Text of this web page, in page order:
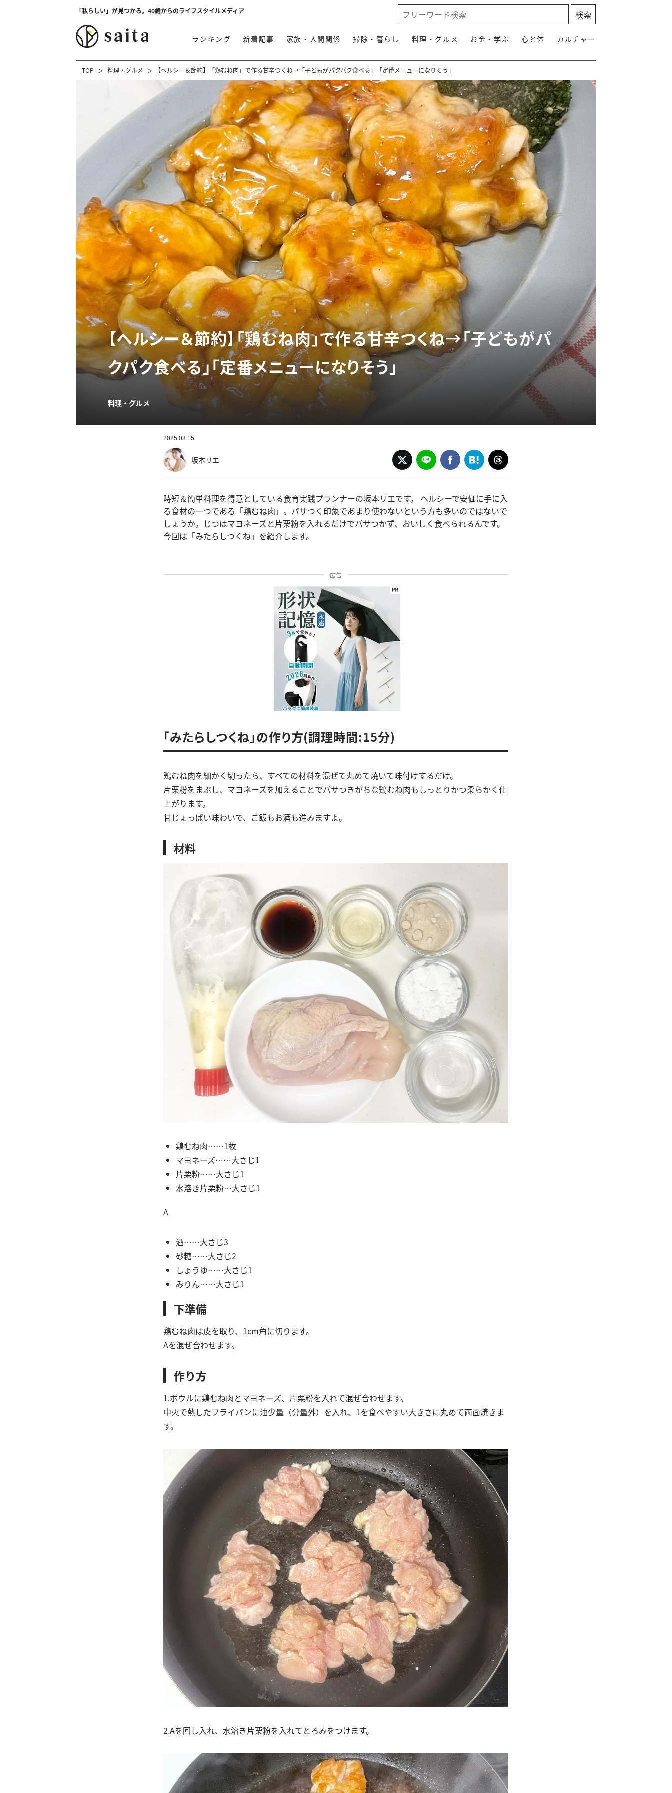
「私らしい」が見つかる。40歳からのライフスタイルメディア
ランキング 新着記事 家族・人間関係 掃除・暮らし 料理・グルメ お金・学ぶ 心と体 カルチャー
TOP 料理・グルメ 【ヘルシー＆節約】「鶏むね肉」で作る甘辛つくね→「子どもがパクパク食べる」「定番メニューになりそう」
【ヘルシー＆節約】「鶏むね肉」で作る甘辛つくね→「子どもがパ
クパク食べる」「定番メニューになりそう」
料理・グルメ
2025.03.15
坂本リエ
時短＆簡単料理を得意としている食育実践プランナーの坂本リエです。 ヘルシーで安価に手に入
る食材の一つである「鶏むね肉」。パサつく印象であまり使わないという方も多いのではないで
しょうか。じつはマヨネーズと片栗粉を入れるだけでパサつかず、おいしく食べられるんです。
今回は「みたらしつくね」を紹介します。
広告
「みたらしつくね」の作り方(調理時間:15分)
鶏むね肉を細かく切ったら、すべての材料を混ぜて丸めて焼いて味付けするだけ。
片栗粉をまぶし、マヨネーズを加えることでパサつきがちな鶏むね肉もしっとりかつ柔らかく仕
上がります。
甘じょっぱい味わいで、ご飯もお酒も進みますよ。
材料
鶏むね肉……1枚
マヨネーズ……大さじ1
片栗粉……大さじ1
水溶き片栗粉…大さじ1
A
酒……大さじ3
砂糖……大さじ2
しょうゆ……大さじ1
みりん……大さじ1
下準備
鶏むね肉は皮を取り、1cm角に切ります。
Aを混ぜ合わせます。
作り方
1.ボウルに鶏むね肉とマヨネーズ、片栗粉を入れて混ぜ合わせます。
中火で熱したフライパンに油少量（分量外）を入れ、1を食べやすい大きさに丸めて両面焼きま
す。
2.Aを回し入れ、水溶き片栗粉を入れてとろみをつけます。